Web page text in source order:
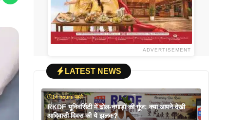
ADVERTISEMENT
LATEST NEWS
14 hours पहले
RKDF यूनिवर्सिटी में ढोल-नगाड़ों की गूंज: क्या आपने देखी
आदिवासी दिवस की ये झलक?